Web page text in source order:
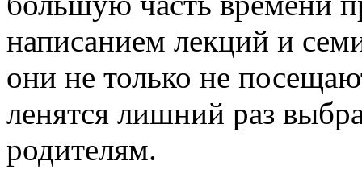
написанием лекций и
они не только не
ленятся лишний раз
родителям.